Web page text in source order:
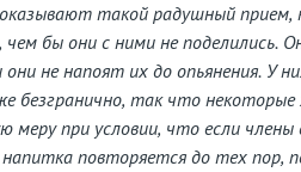
такой радушный прием,
чем бы они с ними не поделились.
они не напоят их до опьянения. У
безгранично, так что
меру при условии, что если
повторяется до тех пор,